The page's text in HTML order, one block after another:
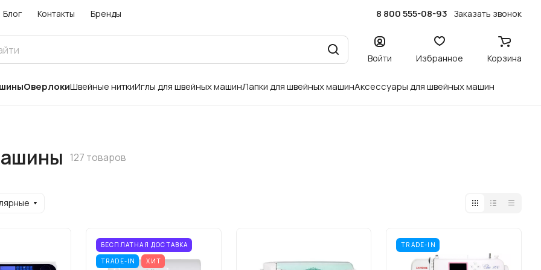
Блог Контакты Бренды 8 800 555-08-93 Заказать звонок
Войти Избранное Корзина
ОверлокиШвейные ниткиИглы для швейных машинЛапки для швейных машинАксессуары для швейных машин
127 товаров
БЕСПЛАТНАЯ ДОСТАВКА
TRADE-IN
ХИТ
TRADE-IN